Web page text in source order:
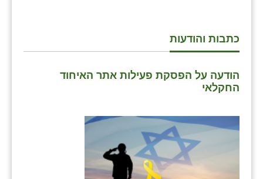
כתבות והודעות
הודעה על הפסקת פעילות אתר האיחוד
החקלאי